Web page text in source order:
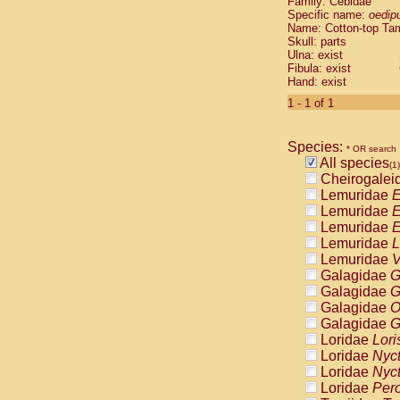
Cebidae
Cebidae
Cebidae
Cebidae
Cebidae
Cebidae
Cebidae
Cebidae
Cebidae
Cebidae
Cebidae
Cebidae
Atelidae
Atelidae
Atelidae
Atelidae
Atelidae
Atelidae
Atelidae
Atelidae
Atelidae
Atelidae
Pitheciidae
Specific name:
Name: Cotton-top
Skull: parts
Ulna: exist
Fibula: exist
Hand: exist
1 - 1 of 1
Species: * OR search
All species(1)
Lemuridae
Lemuridae
Lemuridae
Lemuridae
Lemuridae
Galagidae
Galagidae
Galagidae
Galagidae
Loridae
Loridae
Loridae
Loridae